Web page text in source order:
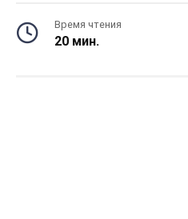
Время чтения
20 мин.